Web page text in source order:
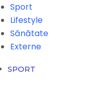
Sport
Lifestyle
Sănătate
Externe
SPORT